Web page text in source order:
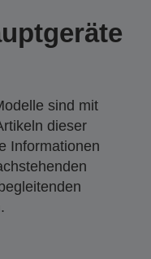
sind mit
dieser
Informationen